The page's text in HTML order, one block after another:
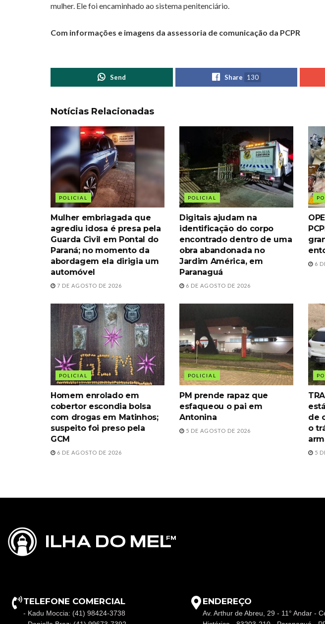
mulher. Ele foi encaminhado ao sistema penitenciário.
Com informações e imagens da assessoria de comunicação da PCPR
Send Share 130
Notícias Relacionadas
POLICIAL
Mulher embriagada que
agrediu idosa é presa pela
Guarda Civil em Pontal do
Paraná; no momento da
abordagem ela dirigia um
automóvel
7 DE AGOSTO DE 2026
POLICIAL
Digitais ajudam na
identificação do corpo
encontrado dentro de uma
obra abandonada no
Jardim América, em
Paranaguá
6 DE AGOSTO DE 2026
6
POLICIAL
Homem enrolado em
cobertor escondia bolsa
com drogas em Matinhos;
suspeito foi preso pela
GCM
6 DE AGOSTO DE 2026
POLICIAL
PM prende rapaz que
esfaqueou o pai em
Antonina
5 DE AGOSTO DE 2026
de
o
5
TELEFONE COMERCIAL
- Kadu Moccia: (41) 98424-3738
ENDEREÇO
Av. Arthur de Abreu, 29 - 11° Andar -